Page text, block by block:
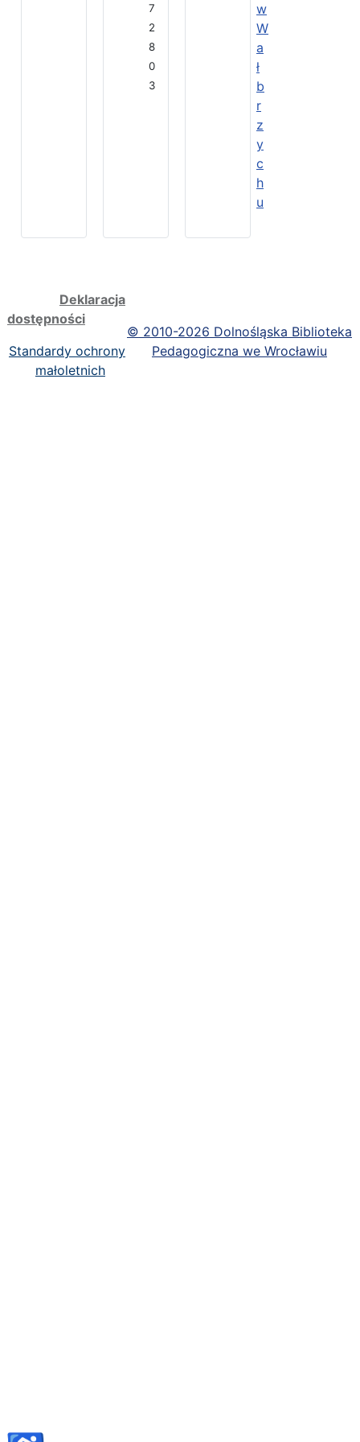
7
2
8
0
3
w
W
a
ł
b
r
z
y
c
h
u
Deklaracja
dostępności
Standardy ochrony
małoletnich
© 2010-2026 Dolnośląska Biblioteka
Pedagogiczna we Wrocławiu